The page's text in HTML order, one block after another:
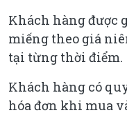
Khách hàng được
miếng theo giá
tại từng thời điểm.
Khách hàng có
hóa đơn khi mua